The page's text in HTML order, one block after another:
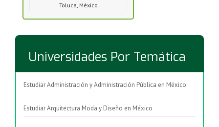
Toluca, México
Universidades Por Temática
Estudiar Administración y Administración Pública en México
Estudiar Arquitectura Moda y Diseño en México